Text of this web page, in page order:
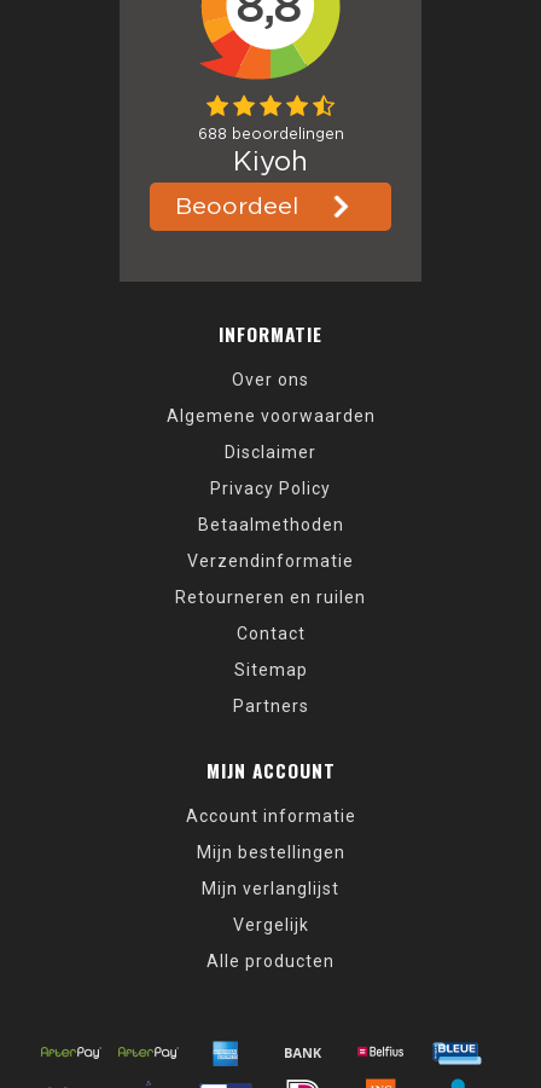
INFORMATIE
Over ons
Algemene voorwaarden
Disclaimer
Privacy Policy
Betaalmethoden
Verzendinformatie
Retourneren en ruilen
Contact
Sitemap
Partners
MIJN ACCOUNT
Account informatie
Mijn bestellingen
Mijn verlanglijst
Vergelijk
Alle producten